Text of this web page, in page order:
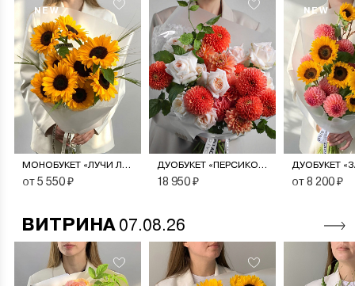
NEW
МОНОБУКЕТ «ЛУЧИ ЛЕТА»
от 5 550 ₽
ДУОБУКЕТ «ПЕРСИКОВЫЙ СОРБЕТ»
18 950 ₽
NEW
от 8 200 ₽
ВИТРИНА 07.08.26